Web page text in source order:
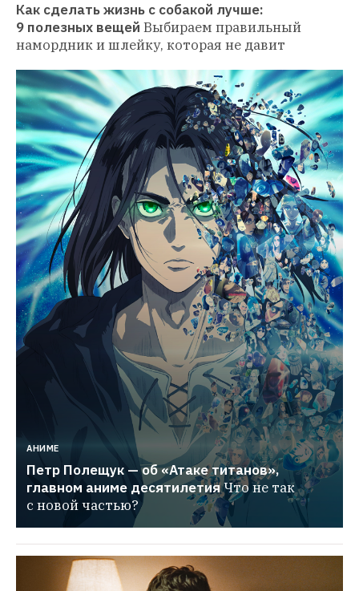
Как сделать жизнь с собакой лучше:
9 полезных вещей Выбираем правильный
намордник и шлейку, которая не давит
АНИМЕ
Петр Полещук — об «Атаке титанов»,
главном аниме десятилетияЧто не так
с новой частью?